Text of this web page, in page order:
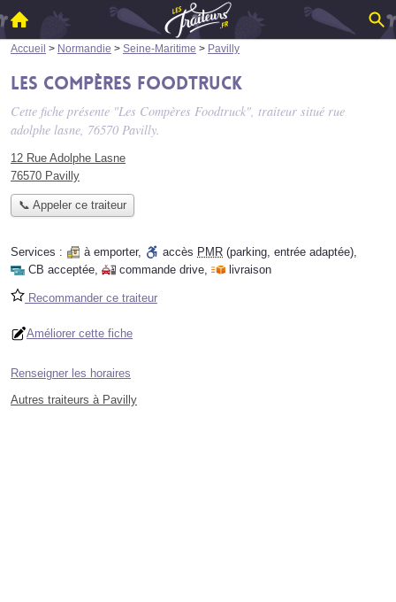
Accueil > Normandie > Seine-Maritime > Pavilly
Les Compères Foodtruck
Cette fiche présente "Les Compères Foodtruck", traiteur situé rue
adolphe lasne, 76570 Pavilly.
12 Rue Adolphe Lasne
76570 Pavilly
📞 Appeler ce traiteur
Services : à emporter, accès PMR (parking, entrée adaptée),
CB acceptée, commande drive, livraison
Recommander ce traiteur
Améliorer cette fiche
Renseigner les horaires
Autres traiteurs à Pavilly